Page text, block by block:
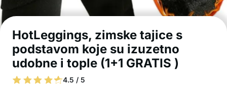
HotLeggings, zimske tajice s
podstavom koje su izuzetno
udobne i tople (1+1 GRATIS )
4.5 / 5